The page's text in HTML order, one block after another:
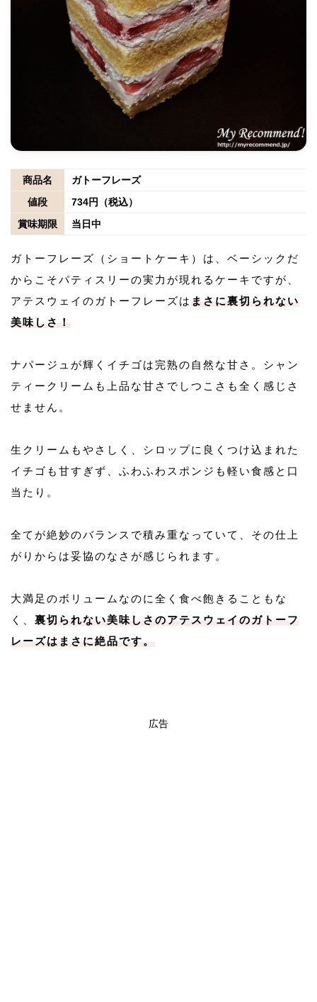
商品名
ガトーフレーズ
値段
734円（税込）
賞味期限
当日中
ガトーフレーズ（ショートケーキ）は、ベーシックだ
からこそパティスリーの実力が現れるケーキですが、
アテスウェイのガトーフレーズは まさに裏切られない
美味しさ！
ナパージュが輝くイチゴは完熟の自然な甘さ。シャン
ティークリームも上品な甘さでしつこさも全く感じさ
せません。
生クリームもやさしく、シロップに良くつけ込まれた
イチゴも甘すぎず、ふわふわスポンジも軽い食感と口
当たり。
全てが絶妙のバランスで積み重なっていて、その仕上
がりからは妥協のなさが感じられます。
大満足のボリュームなのに全く食べ飽きることもな
く、 裏切られない美味しさのアテスウェイのガトーフ
レーズはまさに絶品です。
広告